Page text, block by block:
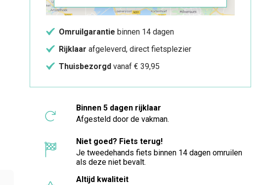
Omruilgarantie binnen 14 dagen
Rijklaar afgeleverd, direct fietsplezier
Thuisbezorgd vanaf € 39,95
Binnen 5 dagen rijklaar
Afgesteld door de vakman.
Niet goed? Fiets terug!
Je tweedehands fiets binnen 14 dagen omruilen
als deze niet bevalt.
Altijd kwaliteit